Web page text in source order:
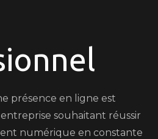
présence en ligne est
souhaitant réussir
numérique en constante